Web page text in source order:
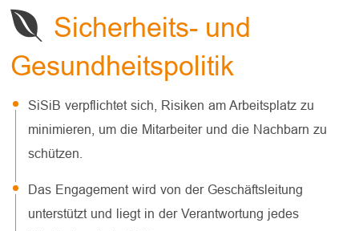
Sicherheits- und
Gesundheitspolitik
SiSiB verpflichtet sich, Risiken am Arbeitsplatz zu
minimieren, um die Mitarbeiter und die Nachbarn zu
schützen.
Das Engagement wird von der Geschäftsleitung
unterstützt und liegt in der Verantwortung jedes